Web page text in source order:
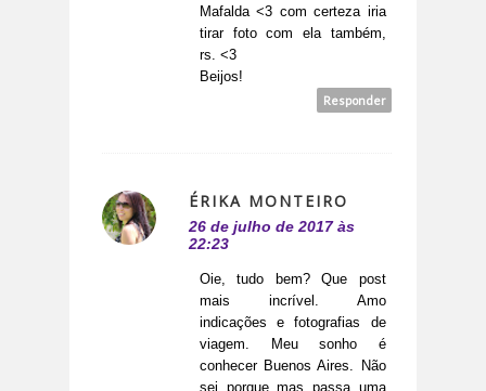
Mafalda <3 com certeza iria
tirar foto com ela também,
rs. <3
Beijos!
Responder
ÉRIKA MONTEIRO
26 de julho de 2017 às
22:23
Oie, tudo bem? Que post
mais incrível. Amo
indicações e fotografias de
viagem. Meu sonho é
conhecer Buenos Aires. Não
sei porque mas passa uma